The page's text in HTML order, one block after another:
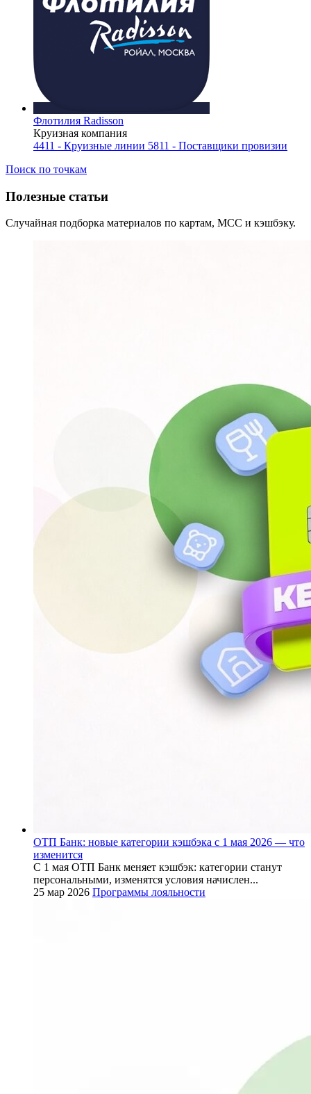
Флотилия Radisson
Круизная компания
4411 - Круизные линии 5811 - Поставщики провизии
Поиск по точкам
Полезные статьи
Случайная подборка материалов по картам, MCC и кэшбэку.
ОТП Банк: новые категории кэшбэка с 1 мая 2026 — что
изменится
С 1 мая ОТП Банк меняет кэшбэк: категории станут
персональными, изменятся условия начислен...
25 мар 2026 Программы лояльности